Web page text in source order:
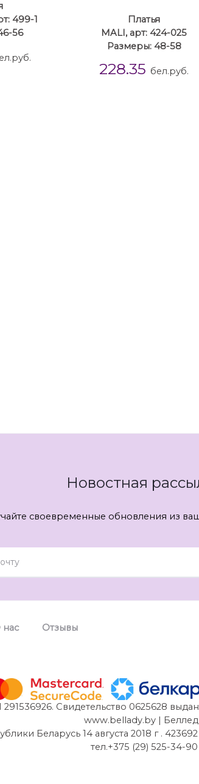
499-1
56
Платья
MALI, арт: 424-025
Размеры: 48-58
228.35 бел.руб.
Новостная
своевременные обновления из
нас Отзывы
Свидетельство 0625628
www.bellady.by |
Беларусь 14 августа 2018 г .
тел.+375 (29) 525-34-90